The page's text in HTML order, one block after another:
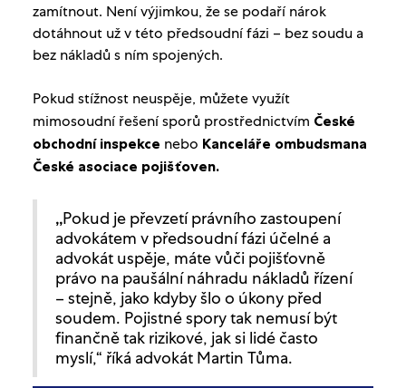
zamítnout. Není výjimkou, že se podaří nárok
dotáhnout už v této předsoudní fázi – bez soudu a
bez nákladů s ním spojených.
Pokud stížnost neuspěje, můžete využít
mimosoudní řešení sporů prostřednictvím České
obchodní inspekce nebo Kanceláře ombudsmana
České asociace pojišťoven.
„Pokud je převzetí právního zastoupení
advokátem v předsoudní fázi účelné a
advokát uspěje, máte vůči pojišťovně
právo na paušální náhradu nákladů řízení
– stejně, jako kdyby šlo o úkony před
soudem. Pojistné spory tak nemusí být
finančně tak rizikové, jak si lidé často
myslí,“ říká advokát Martin Tůma.